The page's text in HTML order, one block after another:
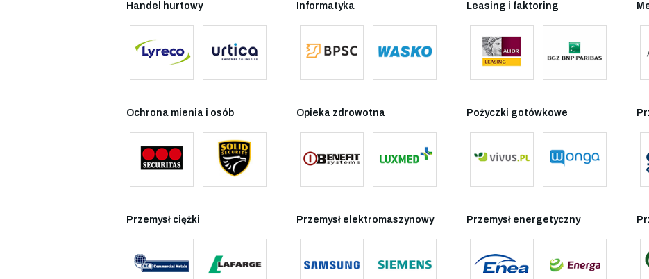
Handel hurtowy Informatyka Leasing i faktoring
Ochrona mienia i osób Opieka zdrowotna Pożyczki gotówkowe
Przemysł ciężki Przemysł elektromaszynowy Przemysł energetyczny